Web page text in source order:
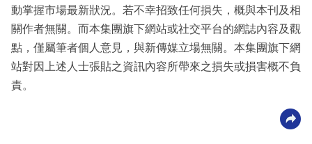
動掌握市場最新狀況。若不幸招致任何損失，概與本刊及相
關作者無關。而本集團旗下網站或社交平台的網誌內容及觀
點，僅屬筆者個人意見，與新傳媒立場無關。本集團旗下網
站對因上述人士張貼之資訊內容所帶來之損失或損害概不負
責。